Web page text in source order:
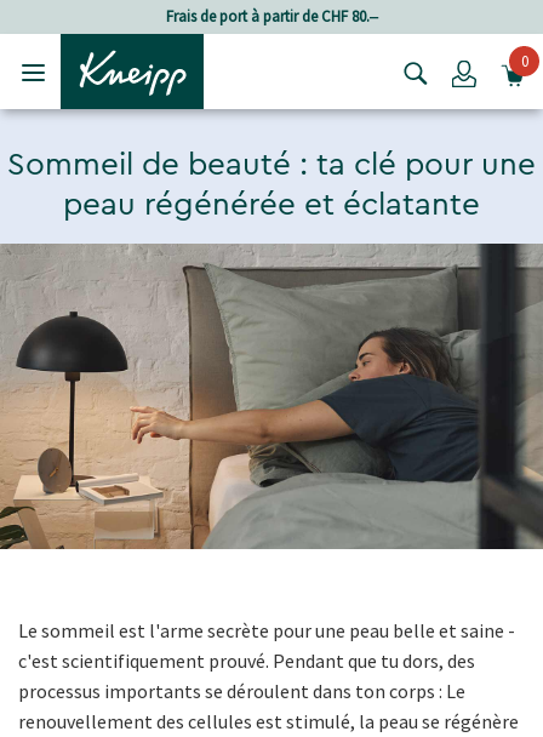
Passer au contenu principal
Passer au contenu du pied de page
Frais de port à partir de CHF 80.‒
Login0
Sommeil de beauté : ta clé pour une
peau régénérée et éclatante
Le sommeil est l'arme secrète pour une peau belle et saine -
c'est scientifiquement prouvé. Pendant que tu dors, des
processus importants se déroulent dans ton corps : Le
renouvellement des cellules est stimulé, la peau se régénère